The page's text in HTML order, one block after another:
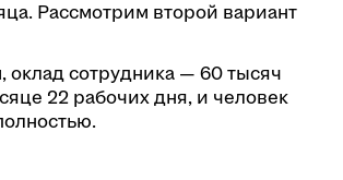
Рассмотрим второй вариант
сотрудника — 60 тысяч
22 рабочих дня, и человек